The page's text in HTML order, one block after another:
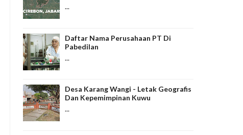
...
Daftar Nama Perusahaan PT Di
Pabedilan
...
Desa Karang Wangi - Letak Geografis
Dan Kepemimpinan Kuwu
...